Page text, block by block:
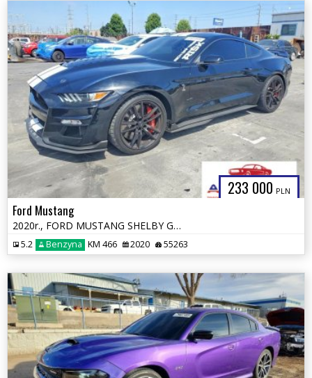
233 000 PLN
Ford Mustang
2020r., FORD MUSTANG SHELBY GT500, 5.2L, od ubezpieczalni
5.2 Benzyna KM 466 2020 55263